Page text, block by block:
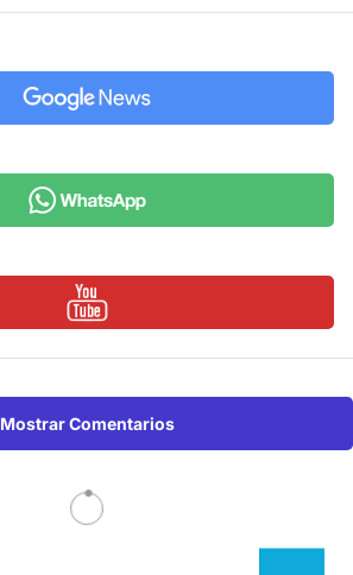
Mostrar Comentarios